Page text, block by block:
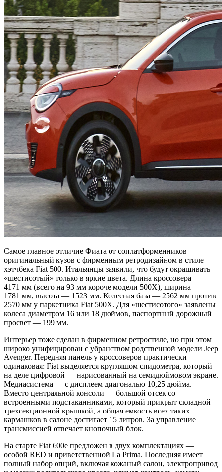
Самое главное отличие Фиата от соплатформенников —
оригинальный кузов с фирменным ретродизайном в стиле
хэтчбека Fiat 500. Итальянцы заявили, что будут окрашивать
«шестисотый» только в яркие цвета. Длина кроссовера —
4171 мм (всего на 93 мм короче модели 500X), ширина —
1781 мм, высота — 1523 мм. Колесная база — 2562 мм против
2570 мм у паркетника Fiat 500X. Для «шестисотого» заявлены
колеса диаметром 16 или 18 дюймов, паспортный дорожный
просвет — 199 мм.
Интерьер тоже сделан в фирменном ретростиле, но при этом
широко унифицирован с убранством родственной модели Jeep
Avenger. Передняя панель у кроссоверов практически
одинаковая: Fiat выделяется кругляшом спидометра, который
на деле цифровой — нарисованный на семидюймовом экране.
Медиасистема — с дисплеем диагональю 10,25 дюйма.
Вместо центральной консоли — большой отсек со
встроенными подстаканниками, который прикрыт складной
трехсекционной крышкой, а общая емкость всех таких
кармашков в салоне достигает 15 литров. За управление
трансмиссией отвечает кнопочный блок.
На старте Fiat 600e предложен в двух комплектациях —
особой RED и приветственной La Prima. Последняя имеет
полный набор опций, включая кожаный салон, электропривод